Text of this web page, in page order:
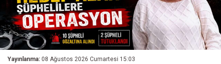
Yayınlanma: 08 Ağustos 2026 Cumartesi 15:03